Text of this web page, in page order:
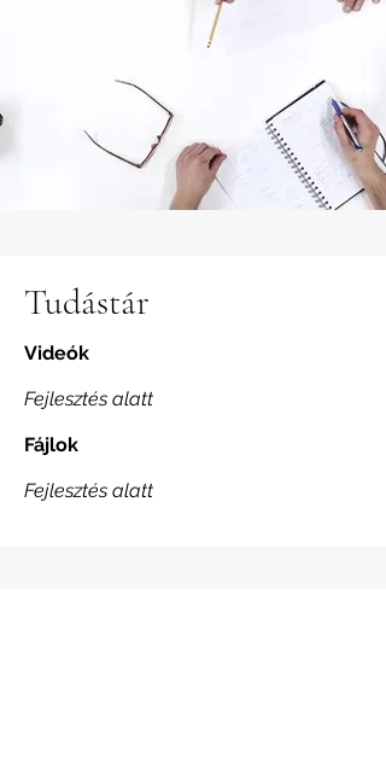
Tudástár
Videók
Fejlesztés alatt
Fájlok
Fejlesztés alatt